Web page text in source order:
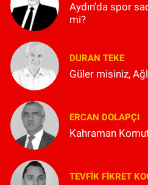
Aydın'da spor
mi?
DURAN TEKE
Güler misiniz,
ERCAN DOLAPÇI
Kahraman
TEVFIK FIKRET